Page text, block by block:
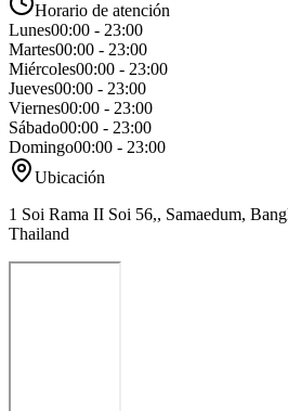
Horario de atención
Lunes00:00 - 23:00
Martes00:00 - 23:00
Miércoles00:00 - 23:00
Jueves00:00 - 23:00
Viernes00:00 - 23:00
Sábado00:00 - 23:00
Domingo00:00 - 23:00
Ubicación
1 Soi Rama II Soi 56,, Samaedum,
Thailand